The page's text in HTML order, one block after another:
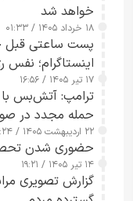
خواهد شد
۱۸ خرداد ۱۴۰۵ / ۰۱:۳۳
پست ساعتی قبل
اینستاگرام؛ نفس
۱۷ تیر ۱۴۰۵ / ۱۶:۵۶
ترامپ: آتش‌بس با
حمله مجدد در
۲۲ اردیبهشت ۱۴۰۵ / ۱۵:۲۴
حضوری شدن
۱۴ تیر ۱۴۰۵ / ۱۹:۲۱
گزارش تصویری